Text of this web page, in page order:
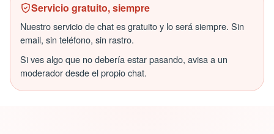
Servicio gratuito, siempre
Nuestro servicio de chat es gratuito y lo será siempre. Sin
email, sin teléfono, sin rastro.
Si ves algo que no debería estar pasando, avisa a un
moderador desde el propio chat.